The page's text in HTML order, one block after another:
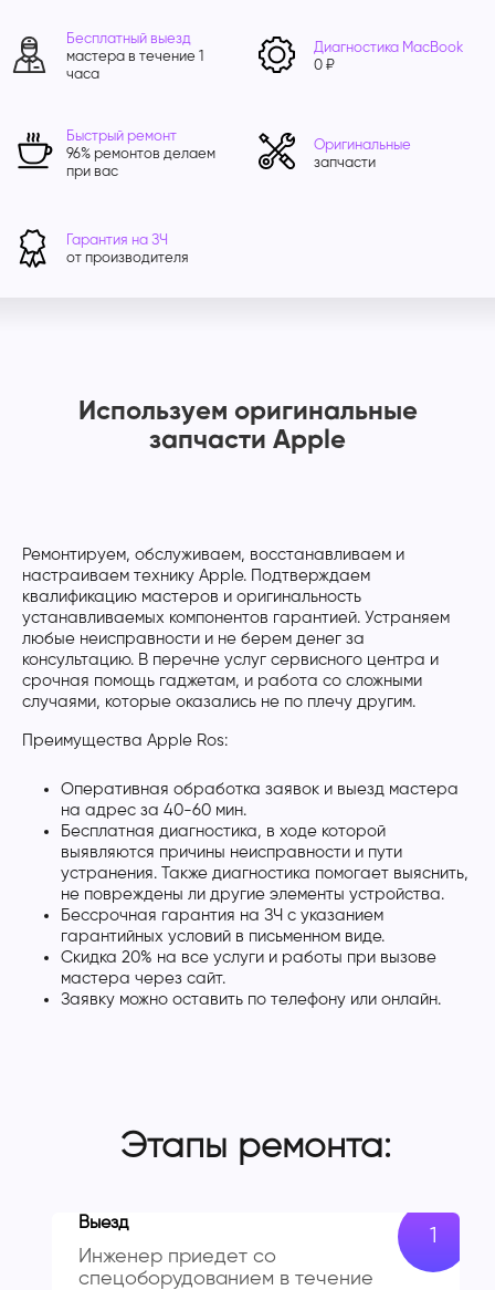
Бесплатный выезд
мастера в течение 1
часа
Диагностика MacBook
0 ₽
Быстрый ремонт
96% ремонтов делаем
при вас
Оригинальные
запчасти
Гарантия на ЗЧ
от производителя
Используем оригинальные
запчасти Apple
Ремонтируем, обслуживаем, восстанавливаем и
настраиваем технику Apple. Подтверждаем
квалификацию мастеров и оригинальность
устанавливаемых компонентов гарантией. Устраняем
любые неисправности и не берем денег за
консультацию. В перечне услуг сервисного центра и
срочная помощь гаджетам, и работа со сложными
случаями, которые оказались не по плечу другим.
Преимущества Apple Ros:
Оперативная обработка заявок и выезд мастера
на адрес за 40-60 мин.
Бесплатная диагностика, в ходе которой
выявляются причины неисправности и пути
устранения. Также диагностика помогает выяснить,
не повреждены ли другие элементы устройства.
Бессрочная гарантия на ЗЧ с указанием
гарантийных условий в письменном виде.
Скидка 20% на все услуги и работы при вызове
мастера через сайт.
Заявку можно оставить по телефону или онлайн.
Этапы ремонта:
Выезд
Инженер приедет со
спецоборудованием в течение